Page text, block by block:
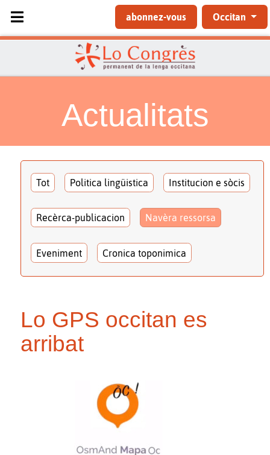
Sélectionnez votre langue
abonnez-vous Occitan
Actualitats
Tot Politica lingüistica Institucion e sòcis
Recèrca-publicacion Navèra ressorsa
Eveniment Cronica toponimica
Lo GPS occitan es
arribat